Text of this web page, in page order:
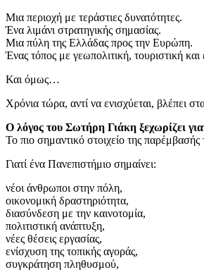
Μια περιοχή με τεράστιες δυνατότητες.
Ένα λιμάνι στρατηγικής σημασίας.
Μια πύλη της Ελλάδας προς την Ευρώπη.
Ένας τόπος με γεωπολιτική, τουριστική και
Και όμως…
Χρόνια τώρα, αντί να ενισχύεται, βλέπει
Ο λόγος του Σωτήρη Γιάκη ξεχωρίζει
Το πιο σημαντικό στοιχείο της
Γιατί ένα Πανεπιστήμιο σημαίνει:
νέοι άνθρωποι στην πόλη,
οικονομική δραστηριότητα,
διασύνδεση με την καινοτομία,
πολιτιστική ανάπτυξη,
νέες θέσεις εργασίας,
ενίσχυση της τοπικής αγοράς,
συγκράτηση πληθυσμού,